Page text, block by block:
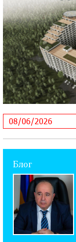
поймёт и рядовой
Если
то что для него
—
мобильном
инновационное
Блог